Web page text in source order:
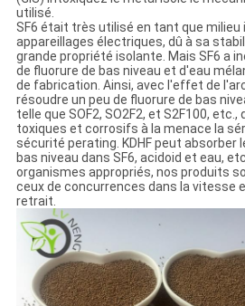
utilisé.
SF6 était très utilisé en tant que
appareillages électriques, dû à sa
grande propriété isolante. Mais SF6 a
de fluorure de bas niveau et d'eau
de fabrication. Ainsi, avec l'effet de
résoudre un peu de fluorure de bas
telle que SOF2, SO2F2, et S2F100,
toxiques et corrosifs à la menace la
sécurité perating. KDHF peut absorber
bas niveau dans SF6, acidoid et eau,
organismes appropriés, nos produits
ceux de concurrences dans la vitesse
retrait.